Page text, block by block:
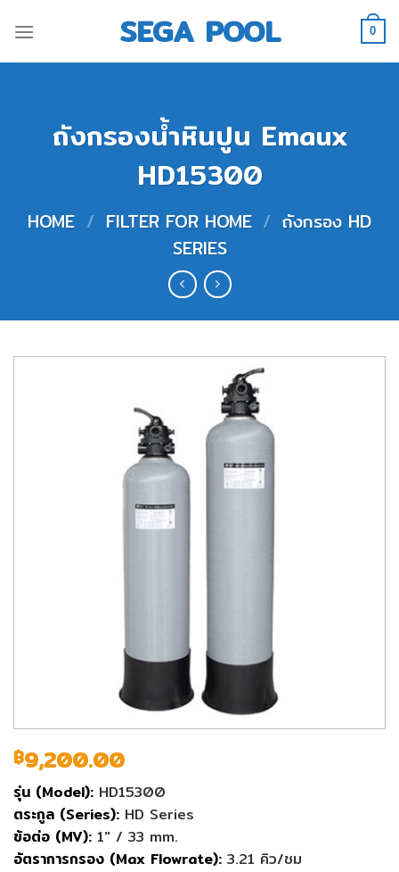
to
SEGA POOL 0
ถังกรองน้ำหินปูน Emaux
HD15300
HOME / FILTER FOR HOME / ถังกรอง HD
SERIES
฿9,200.00
รุ่น (Model): HD15300
ตระกูล (Series): HD Series
ข้อต่อ (MV): 1″ / 33 mm.
อัตราการกรอง (Max Flowrate): 3.21 คิว/ชม